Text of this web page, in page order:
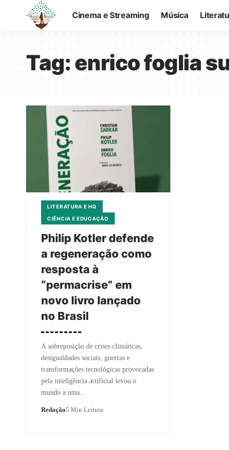
Cinema e Streaming Música
Tag:enrico foglia
LITERATURA E HQ
CIÊNCIA E EDUCAÇÃO
Philip Kotler defende
a regeneração como
resposta à
“permacrise” em
novo livro lançado
no Brasil
A sobreposição de crises climáticas,
desigualdades sociais, guerras e
transformações tecnológicas provocadas
pela inteligência artificial levou o
mundo a uma…
Redação5 Min Leitura